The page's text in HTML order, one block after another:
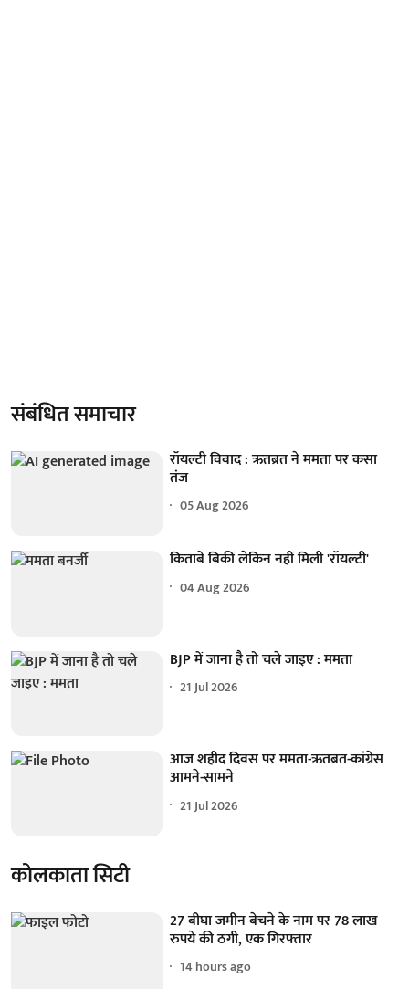
संबंधित समाचार
रॉयल्टी विवाद : ऋतब्रत ने ममता पर कसा
तंज
05 Aug 2026
किताबें बिकीं लेकिन नहीं मिली 'रॉयल्टी'
04 Aug 2026
BJP में जाना है तो चले जाइए : ममता
21 Jul 2026
आज शहीद दिवस पर ममता-ऋतब्रत-कांग्रेस
आमने-सामने
21 Jul 2026
कोलकाता सिटी
27 बीघा जमीन बेचने के नाम पर 78 लाख
रुपये की ठगी, एक गिरफ्तार
14 hours ago